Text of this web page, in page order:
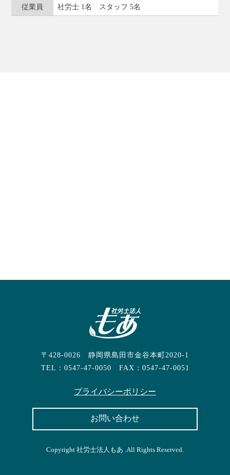
従業員 社労士 1名 スタッフ 5名
〒428-0026 静岡県島田市金谷本町2020-1
TEL：0547-47-0050 FAX：0547-47-0051
プライバシーポリシー
お問い合わせ
Copyright 社労士法人もあ .All Rights Reserved.